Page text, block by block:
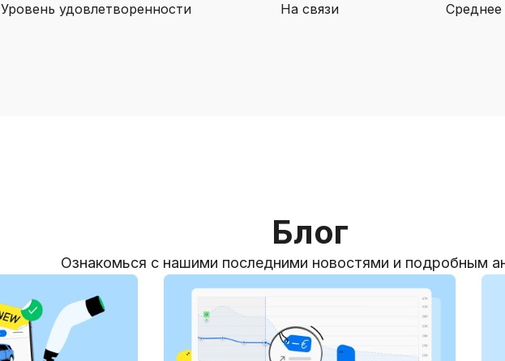
Уровень удовлетворенности На связи Среднее
Блог
Ознакомься с нашими последними новостями и подробным